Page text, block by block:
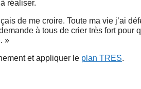
réaliser.
de me croire. Toute ma vie j’ai
à tous de crier très fort
»
et appliquer le plan TRES.